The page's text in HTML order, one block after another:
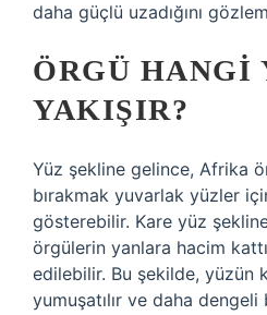
daha güçlü uzadığını
ÖRGÜ HANGI
YAKIŞIR?
Yüz şekline gelince, Afrika
bırakmak yuvarlak yüzler
gösterebilir. Kare yüz
örgülerin yanlara hacim
edilebilir. Bu şekilde, yüzün
yumuşatılır ve daha